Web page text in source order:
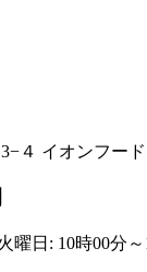
４ イオンフー
曜日: 10時00分